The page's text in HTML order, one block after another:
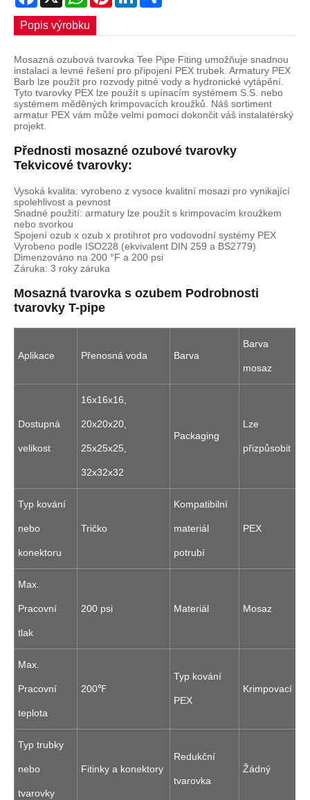
Popis výrobku
Mosazná ozubová tvarovka Tee Pipe Fiting umožňuje snadnou
instalaci a levné řešení pro připojení PEX trubek. Armatury PEX
Barb lze použít pro rozvody pitné vody a hydronické vytápění.
Tyto tvarovky PEX lze použít s upínacím systémem S.S. nebo
systémem měděných krimpovacích kroužků. Náš sortiment
armatur PEX vám může velmi pomoci dokončit váš instalatérský
projekt.
Přednosti mosazné ozubové tvarovky
Tekvicové tvarovky:
Vysoká kvalita: vyrobeno z vysoce kvalitní mosazi pro vynikající
spolehlivost a pevnost
Snadné použití: armatury lze použít s krimpovacím kroužkem
nebo svorkou
Spojení ozub x ozub x protihrot pro vodovodní systémy PEX
Vyrobeno podle ISO228 (ekvivalent DIN 259 a BS2779)
Dimenzováno na 200 °F a 200 psi
Záruka: 3 roky záruka
Mosazná tvarovka s ozubem Podrobnosti
tvarovky T-pipe
Aplikace Přenosná voda Barva
Barva
mosaz
Dostupná
velikost
16x16x16,
20x20x20,
25x25x25,
32x32x32
Packaging
Lze
přizpůsobit
Typ kování
nebo
konektoru
Tričko
Kompatibilní
materiál
potrubí
PEX
Max.
Pracovní
tlak
200 psi Materiál Mosaz
Max.
Pracovní
teplota
200℉
Typ kování
PEX
Krimpovací
Typ trubky
nebo
tvarovky
Fitinky a konektory
Redukční
tvarovka
Žádný